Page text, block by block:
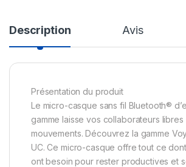
Description Avis
Présentation du produit
Le micro-casque sans fil Bluetooth®
gamme laisse vos collaborateurs
mouvements. Découvrez la gamme
UC. Ce micro-casque offre tout ce
ont besoin pour rester productives et